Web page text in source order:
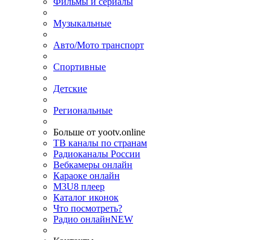
Музыкальные
Авто/Мото транспорт
Спортивные
Детские
Региональные
Больше от yootv.online
ТВ каналы по странам
Радиоканалы России
Вебкамеры онлайн
Караоке онлайн
M3U8 плеер
Каталог иконок
Что посмотреть?
Радио онлайнNEW